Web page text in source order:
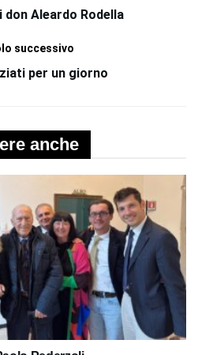
don Aleardo Rodella
successivo
per un giorno
anche